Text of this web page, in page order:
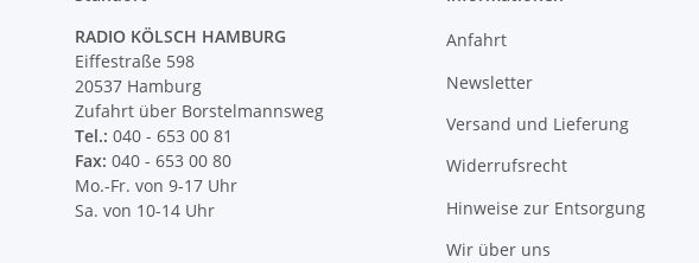
RADIO KÖLSCH HAMBURG
Eiffestraße 598
20537 Hamburg
Zufahrt über Borstelmannsweg
Tel.: 040 - 653 00 81
Fax: 040 - 653 00 80
Mo.-Fr. von 9-17 Uhr
Sa. von 10-14 Uhr
Anfahrt
Newsletter
Versand und Lieferung
Widerrufsrecht
Hinweise zur Entsorgung
Wir über uns